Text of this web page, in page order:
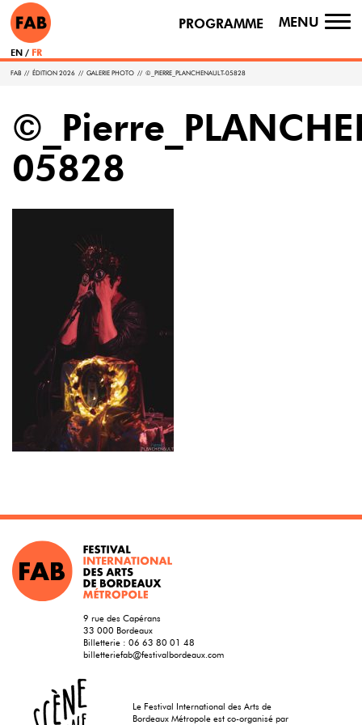
PROGRAMME MENU
EN FR
FAB // ÉDITION 2026 // GALERIE PHOTO // ©_PIERRE_PLANCHENAULT-05828
05828
9 rue des Capérans
33 000 Bordeaux
Billetterie : 06 63 80 01 48
billetteriefab@festivalbordeaux.com
Le Festival International des Arts de
Bordeaux Métropole est co-organisé par